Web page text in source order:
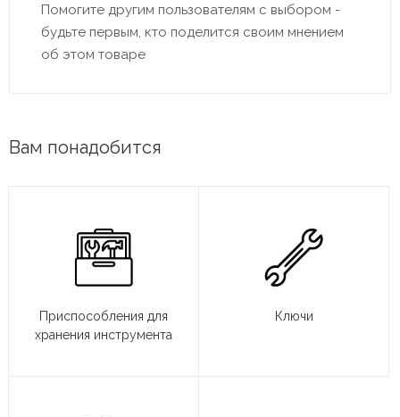
Помогите другим пользователям с выбором -
будьте первым, кто поделится своим мнением
об этом товаре
Вам понадобится
Приспособления для
хранения инструмента
Ключи